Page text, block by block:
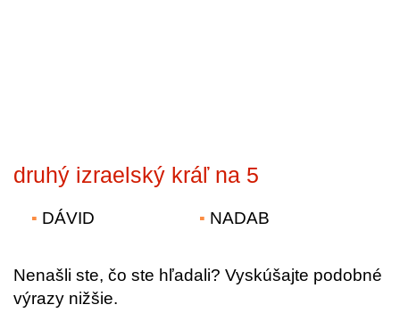
druhý izraelský kráľ na 5
DÁVID NADAB
Nenašli ste, čo ste hľadali? Vyskúšajte podobné
výrazy nižšie.